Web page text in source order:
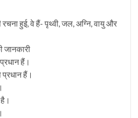
रचना हुई, वे हैं- पृथ्वी, जल, अग्नि, वायु और
जानकारी
हैं।
हैं।